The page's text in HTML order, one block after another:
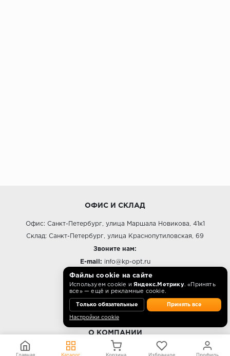
ОФИС И СКЛАД
Офис: Санкт-Петербург, улица Маршала Новикова, 41к1
Склад: Санкт-Петербург, улица Краснопутиловская, 69
Звоните нам:
E-mail: info@kp-opt.ru
Режим работы
10:00 - 18:00 пн-пт.
О КОМПАНИИ
Контакты
Файлы cookie на сайте
Используем cookie и Яндекс.Метрику. «Принять
все» — ещё и рекламные cookie.
Только обязательные Принять все
Настройки cookie
Главная Каталог Корзина Избранное Профиль